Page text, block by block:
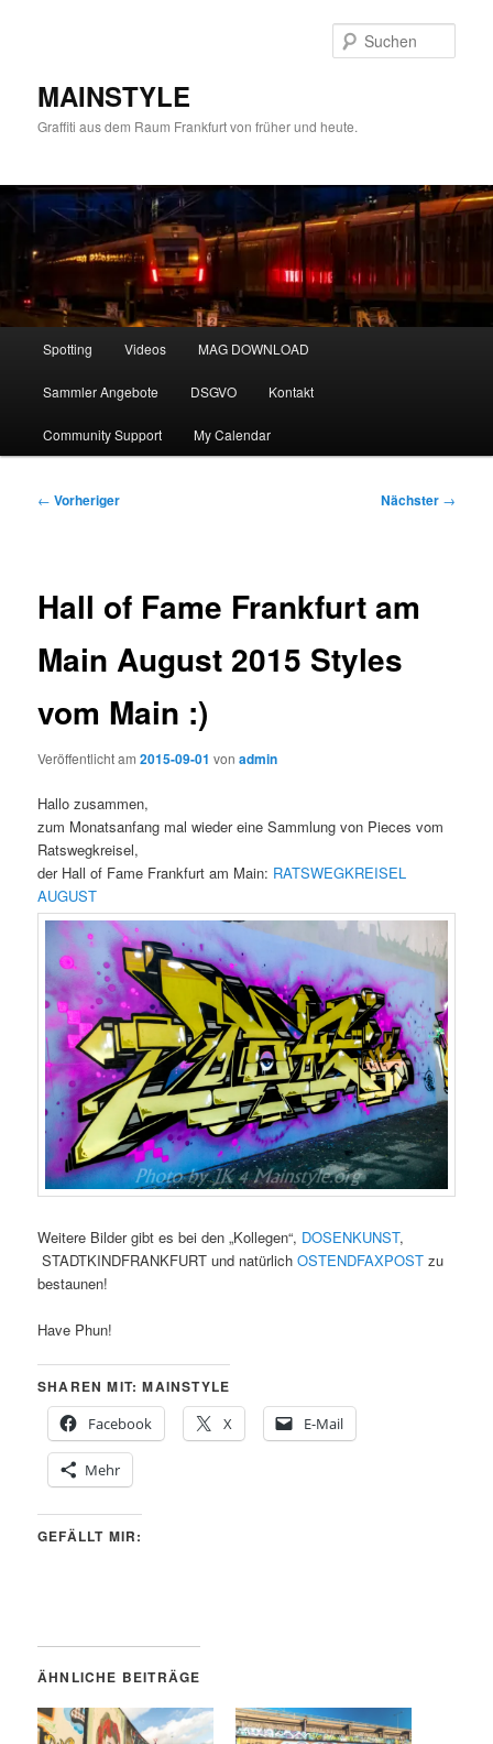
MAINSTYLE
Graffiti aus dem Raum Frankfurt von früher und heute.
Spotting Videos MAG DOWNLOAD
Sammler Angebote DSGVO Kontakt
Community Support My Calendar
Beitragsnavigation
← Vorheriger Nächster →
Hall of Fame Frankfurt am
Main August 2015 Styles
vom Main :)
Veröffentlicht am2015-09-01 vonadmin
Hallo zusammen,
zum Monatsanfang mal wieder eine Sammlung von Pieces vom
Ratswegkreisel,
der Hall of Fame Frankfurt am Main: RATSWEGKREISEL
AUGUST
Weitere Bilder gibt es bei den „Kollegen“, DOSENKUNST,
STADTKINDFRANKFURT und natürlichOSTENDFAXPOST zu
bestaunen!
Have Phun!
SHAREN MIT: MAINSTYLE
Facebook
X E-Mail
Mehr
GEFÄLLT MIR:
ÄHNLICHE BEITRÄGE